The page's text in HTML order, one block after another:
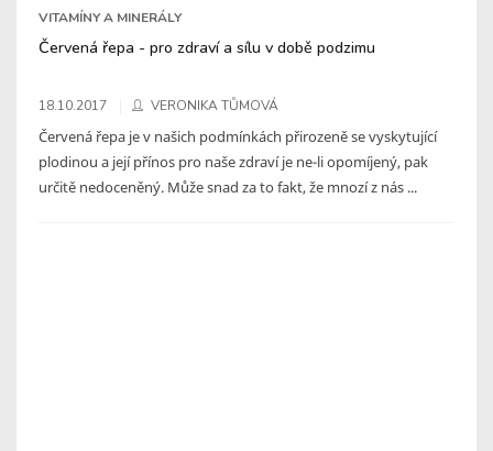
VITAMÍNY A MINERÁLY
Červená řepa - pro zdraví a sílu v době podzimu
18.10.2017 VERONIKA TŮMOVÁ
Červená řepa je v našich podmínkách přirozeně se vyskytující
plodinou a její přínos pro naše zdraví je ne-li opomíjený, pak
určitě nedoceněný. Může snad za to fakt, že mnozí z nás ...